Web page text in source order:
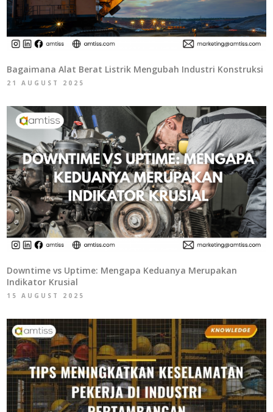
Bagaimana Alat Berat Listrik Mengubah Industri Konstruksi
21 AUGUST 2025
Downtime vs Uptime: Mengapa Keduanya Merupakan
Indikator Krusial
15 AUGUST 2025